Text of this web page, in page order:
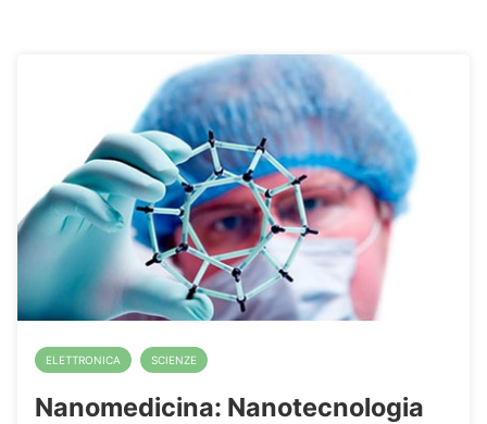
ELETTRONICA SCIENZE
Nanomedicina: Nanotecnologia